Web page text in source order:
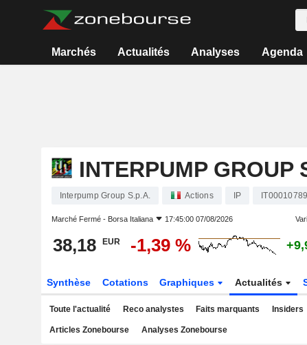
Marchés Actualités Analyses Agenda
INTERPUMP GROUP
Interpump Group S.p.A. Actions IP
Marché Fermé - Borsa Italiana 17:45:00 07/08/2026
38,18 EUR -1,39 %
Synthèse Cotations Graphiques Actualités
Toute l'actualité Reco analystes Faits marquants Insiders
Articles Zonebourse Analyses Zonebourse